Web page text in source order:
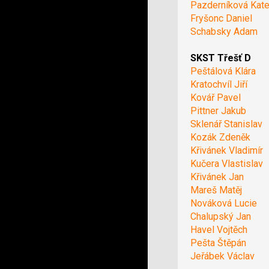
Pazderníková
Fryšonc Daniel
Schabsky Adam
SKST Třešť D
Peštálová Klára
Kratochvíl Jiří
Kovář Pavel
Pittner Jakub
Sklenář Stanislav
Kozák Zdeněk
Křivánek Vladimír
Kučera Vlastislav
Křivánek Jan
Mareš Matěj
Nováková Lucie
Chalupský Jan
Havel Vojtěch
Pešta Štěpán
Jeřábek Václav